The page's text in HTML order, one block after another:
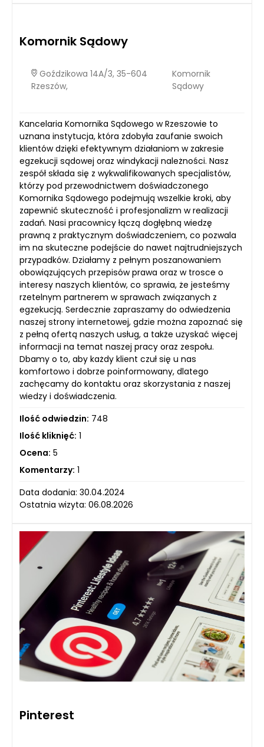
Komornik Sądowy
Goździkowa 14A/3, 35-604
Rzeszów,
Komornik
Sądowy
Kancelaria Komornika Sądowego w Rzeszowie to
uznana instytucja, która zdobyła zaufanie swoich
klientów dzięki efektywnym działaniom w zakresie
egzekucji sądowej oraz windykacji należności. Nasz
zespół składa się z wykwalifikowanych specjalistów,
którzy pod przewodnictwem doświadczonego
Komornika Sądowego podejmują wszelkie kroki, aby
zapewnić skuteczność i profesjonalizm w realizacji
zadań. Nasi pracownicy łączą dogłębną wiedzę
prawną z praktycznym doświadczeniem, co pozwala
im na skuteczne podejście do nawet najtrudniejszych
przypadków. Działamy z pełnym poszanowaniem
obowiązujących przepisów prawa oraz w trosce o
interesy naszych klientów, co sprawia, że jesteśmy
rzetelnym partnerem w sprawach związanych z
egzekucją. Serdecznie zapraszamy do odwiedzenia
naszej strony internetowej, gdzie można zapoznać się
z pełną ofertą naszych usług, a także uzyskać więcej
informacji na temat naszej pracy oraz zespołu.
Dbamy o to, aby każdy klient czuł się u nas
komfortowo i dobrze poinformowany, dlatego
zachęcamy do kontaktu oraz skorzystania z naszej
wiedzy i doświadczenia.
Ilość odwiedzin: 748
Ilość kliknięć: 1
Ocena: 5
Komentarzy: 1
Data dodania: 30.04.2024
Ostatnia wizyta: 06.08.2026
Pinterest